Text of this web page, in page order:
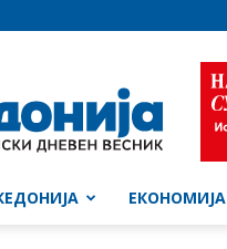
Македонија
ЕКОНОМИЈА